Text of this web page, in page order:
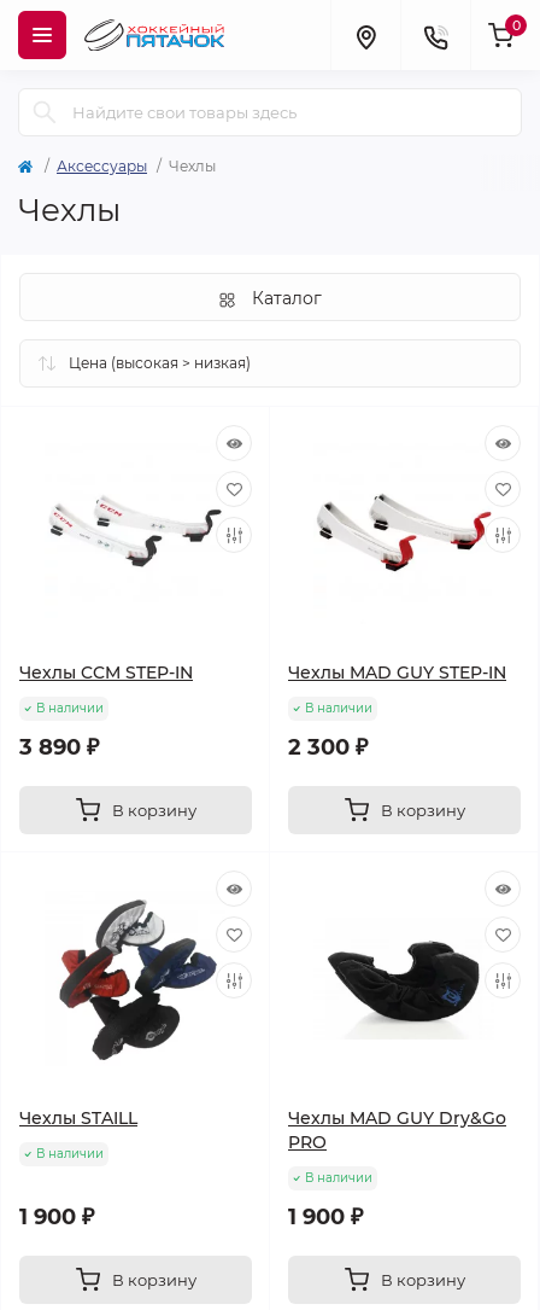
0
Аксессуары Чехлы
Чехлы
Каталог
Чехлы CCM STEP-IN
В наличии
3 890 ₽
В корзину
Чехлы MAD GUY STEP-IN
В наличии
2 300 ₽
В корзину
Чехлы STAILL
В наличии
1 900 ₽
В корзину
Чехлы MAD GUY Dry&Go
PRO
В наличии
1 900 ₽
В корзину